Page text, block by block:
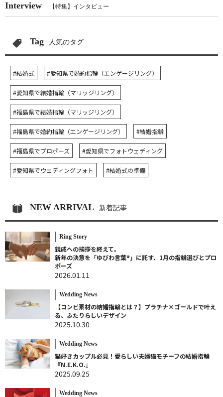
Interview 【特集】インタビュー
Tag 人気のタグ
#結婚式 #愛知県で婚約指輪（エンゲージリング）
#愛知県で結婚指輪（マリッジリング）
#福島県で結婚指輪（マリッジリング）
#福島県で婚約指輪（エンゲージリング） #結婚指輪
#福島県でプロポーズ #愛知県でフォトウェディング
#愛知県でウェディングフォト #結婚式の準備
NEW ARRIVAL 新着記事
Ring Story
親戚への挨拶を終えて。
新年の決意を「ゆびわ言葉®」に託す、1月の指輪選びとプロ
ポーズ
2026.01.11
Wedding News
【コンビ素材の結婚指輪とは？】プラチナ×ゴールドで叶え
る、ふたりらしいデザイン
2025.10.30
Wedding News
猫好きカップル必見！愛らしい夫婦猫モチーフの結婚指輪
『N.E.K.O.』
2025.09.25
Wedding News